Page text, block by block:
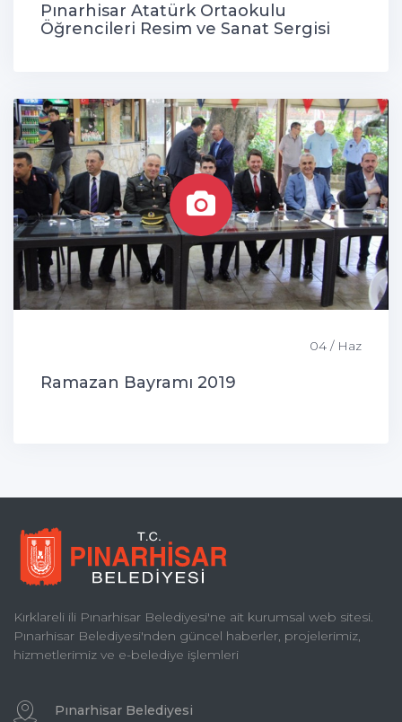
Pınarhisar Atatürk Ortaokulu
Öğrencileri Resim ve Sanat Sergisi
04 / Haz
Ramazan Bayramı 2019
Kırklareli ili Pınarhisar Belediyesi'ne ait kurumsal web sitesi.
Pınarhisar Belediyesi'nden güncel haberler, projelerimiz,
hizmetlerimiz ve e-belediye işlemleri
Pınarhisar Belediyesi